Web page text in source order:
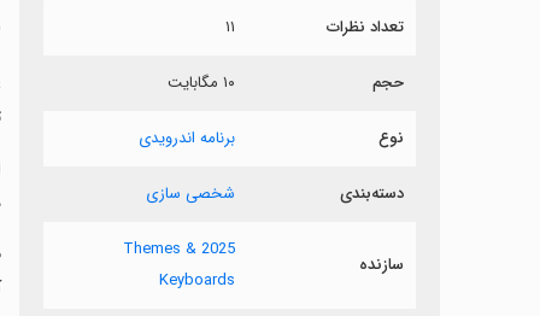
تعداد نظرات ۱۱
حجم ۱۰ مگابایت
نوع برنامه اندرویدی
دسته‌بندی شخصی سازی
سازنده
2025 Themes &
Keyboards